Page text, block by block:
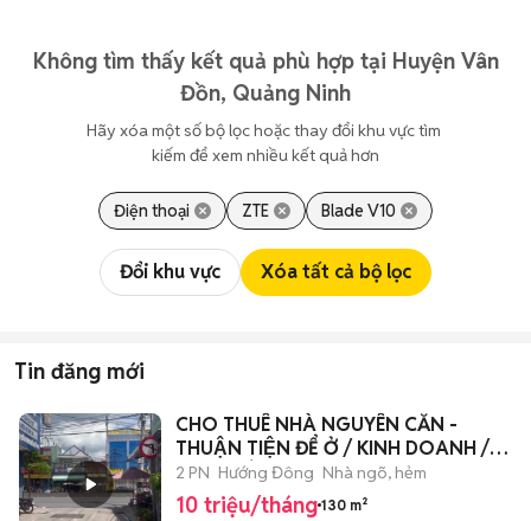
Không tìm thấy kết quả phù hợp tại Huyện Vân
Đồn, Quảng Ninh
Hãy xóa một số bộ lọc hoặc thay đổi khu vực tìm
kiếm để xem nhiều kết quả hơn
Điện thoại ZTE Blade V10
Đổi khu vực Xóa tất cả bộ lọc
Tin đăng mới
CHO THUÊ NHÀ NGUYÊN CĂN -
THUẬN TIỆN ĐỂ Ở / KINH DOANH /
VĂN PHÒNG
2 PN Hướng Đông Nhà ngõ, hẻm
10 triệu/tháng 130 m²